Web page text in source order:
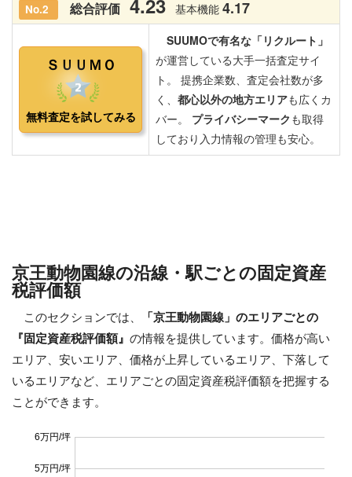
京王動物園線の沿線・駅ごとの固定資産
税評価額
このセクションでは、
「京王動物園線」のエリアごとの
『固定資産税評価額』 の情報を提供しています。価格が高い
エリア、安いエリア、価格が上昇しているエリア、下落して
いるエリアなど、エリアごとの固定資産税評価額を把握する
ことができます。
5万円/坪
6万円/坪